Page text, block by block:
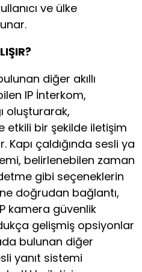
ve ülke
diğer akıllı
IP İnterkom,
oluşturarak,
etkili bir şekilde iletişim
Kapı çaldığında sesli ya
belirlenebilen zaman
gibi seçeneklerin
doğrudan bağlantı,
kamera güvenlik
gelişmiş opsiyonlar
bulunan diğer
yanıt sistemi